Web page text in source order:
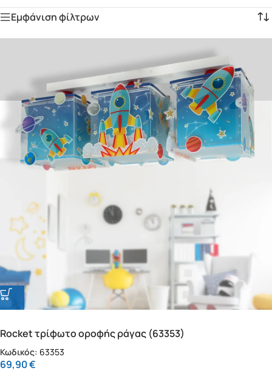
Εμφάνιση φίλτρων
Rocket τρίφωτο οροφής ράγας (63353)
Κωδικός: 63353
69,90€